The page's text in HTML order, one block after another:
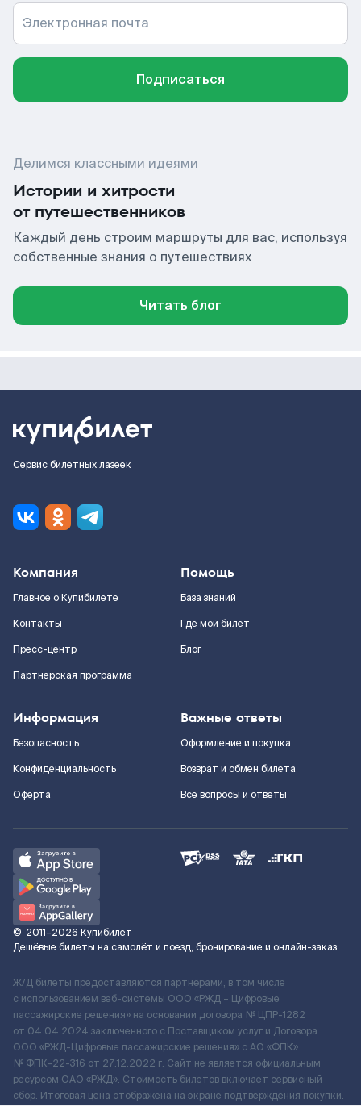
Электронная почта
Подписаться
Делимся классными идеями
Истории и хитрости
от путешественников
Каждый день строим маршруты для вас, используя
собственные знания о путешествиях
Читать блог
Сервис билетных лазеек
Компания
Главное о Купибилете
Контакты
Пресс-центр
Партнерская программа
Помощь
База знаний
Где мой билет
Блог
Информация
Безопасность
Конфиденциальность
Оферта
Важные ответы
Оформление и покупка
Возврат и обмен билета
Все вопросы и ответы
© 2011–2026 Купибилет
Дешёвые билеты на самолёт и поезд, бронирование и онлайн-заказ
Ж/Д билеты предоставляются партнёрами, в том числе
с использованием веб-системы ООО «РЖД – Цифровые
пассажирские решения» на основании договора № ЦПР-1282
от 04.04.2024 заключенного с Поставщиком услуг и Договора
ООО «РЖД-Цифровые пассажирские решения» c АО «ФПК»
№ ФПК-22-316 от 27.12.2022 г. Сайт не является официальным
ресурсом ОАО «РЖД». Стоимость билетов включает сервисный
сбор. Итоговая цена отображена на экране подтверждения покупки.